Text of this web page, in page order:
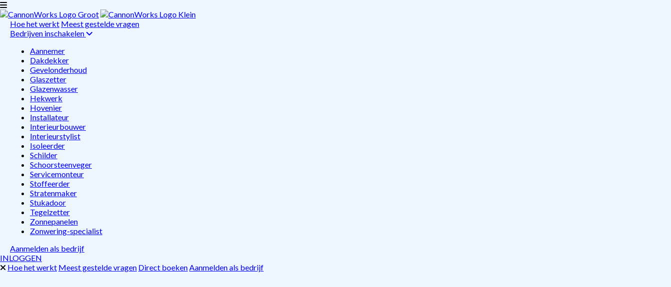
Hoe het werkt Meest gestelde vragen
Bedrijven inschakelen
Aannemer
Dakdekker
Gevelonderhoud
Glaszetter
Glazenwasser
Hekwerk
Hovenier
Installateur
Interieurbouwer
Interieurstylist
Isoleerder
Schilder
Schoorsteenveger
Servicemonteur
Stoffeerder
Stratenmaker
Stukadoor
Tegelzetter
Zonnepanelen
Zonwering-specialist
Aanmelden als bedrijf
INLOGGEN
Hoe het werkt Meest gestelde vragen Direct boekenAanmelden als bedrijf